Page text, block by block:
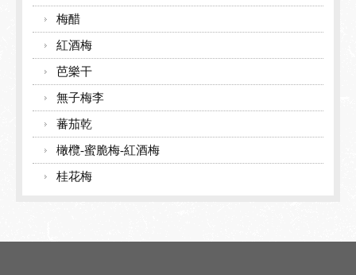
梅醋
紅酒梅
芭樂干
無子梅李
蕃茄乾
橄欖-蜜脆梅-紅酒梅
桂花梅